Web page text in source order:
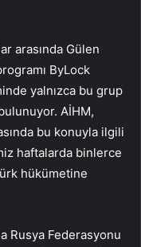
arasında Gülen
ByLock
yalnızca bu grup
AİHM,
bu konuyla ilgili
haftalarda binlerce
hükümetine
Rusya Federasyonu